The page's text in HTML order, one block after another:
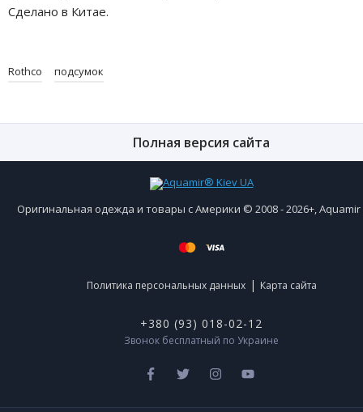
Сделано в Китае.
Rothco подсумок
Полная версия сайта
Оригинальная одежда и товары с Америки © 2008 - 2026+,
Политика персональных данных | Карта сайта
+380 (93) 018-02-12
Звонок бесплатный по Украине